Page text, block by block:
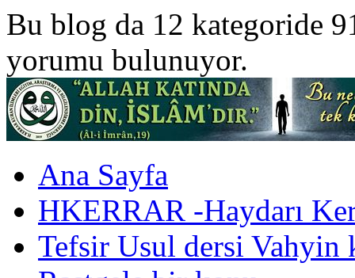
Bu blog da 12 kategoride
yorumu bulunuyor.
Ana Sayfa
HKERRAR -Haydarı
Tefsir Usul dersi Vahyin